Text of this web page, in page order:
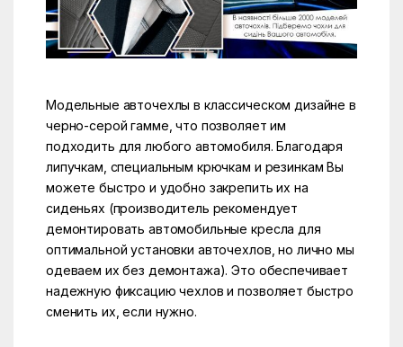
Модельные авточехлы в классическом дизайне в
черно-серой гамме, что позволяет им
подходить для любого автомобиля. Благодаря
липучкам, специальным крючкам и резинкам Вы
можете быстро и удобно закрепить их на
сиденьях (производитель рекомендует
демонтировать автомобильные кресла для
оптимальной установки авточехлов, но лично мы
одеваем их без демонтажа). Это обеспечивает
надежную фиксацию чехлов и позволяет быстро
сменить их, если нужно.